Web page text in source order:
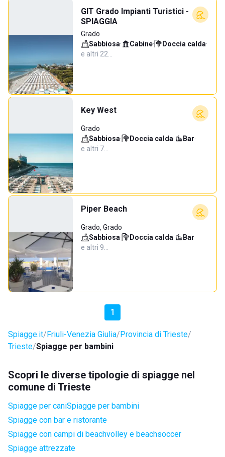
GIT Grado Impianti Turistici -
SPIAGGIA
Grado
Sabbiosa· Cabine· Doccia calda·
e altri 22…
Key West
Grado
Sabbiosa· Doccia calda· Bar·
e altri 7…
Piper Beach
Grado, Grado
Sabbiosa· Doccia calda· Bar·
e altri 9…
1
Spiagge.it Friuli-Venezia Giulia Provincia di Trieste
Trieste Spiagge per bambini
Scopri le diverse tipologie di spiagge nel
comune di Trieste
Spiagge per caniSpiagge per bambini
Spiagge con bar e ristorante
Spiagge con campi di beachvolley e beachsoccer
Spiagge attrezzate